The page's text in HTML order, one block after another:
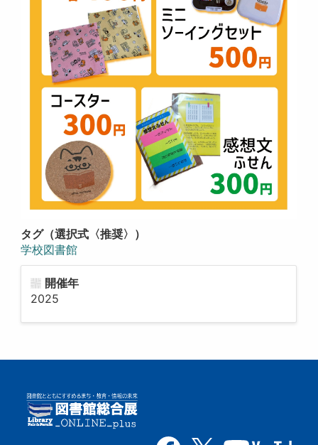
タグ（選択式〈推奨〉）
学校図書館
開催年
2025